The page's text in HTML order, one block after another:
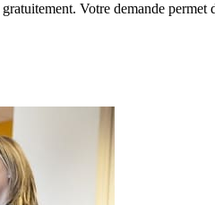
Votre demande